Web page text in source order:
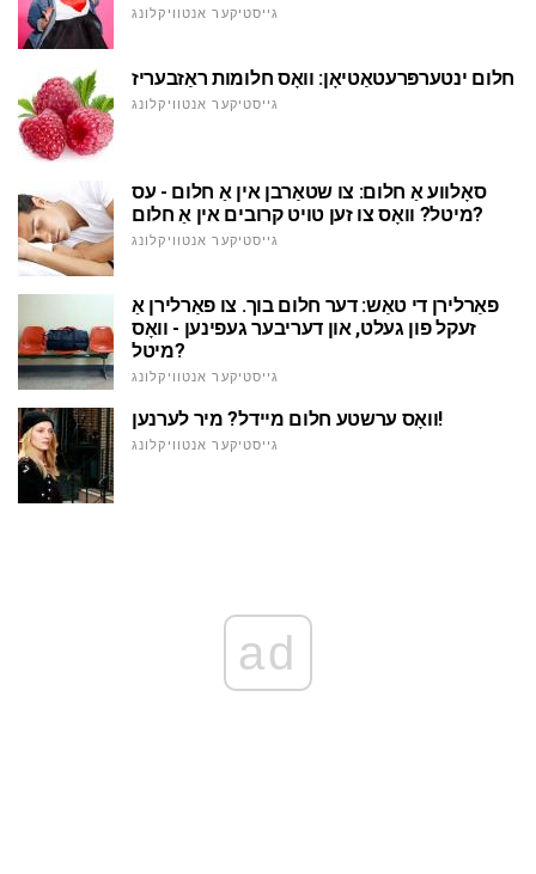
גייסטיקער אנטוויקלונג
חלום ינטערפּרעטאַטיאָן: וואָס חלומות ראַזבעריז
גייסטיקער אנטוויקלונג
סאָלווע אַ חלום: צו שטאַרבן אין אַ חלום - עס
מיטל? וואָס צו זען טויט קרובים אין אַ חלום?
גייסטיקער אנטוויקלונג
פאַרלירן די טאַש: דער חלום בוך. צו פאַרלירן אַ
זעקל פון געלט, און דעריבער געפינען - וואָס
מיטל?
גייסטיקער אנטוויקלונג
וואָס ערשטע חלום מיידל? מיר לערנען!
גייסטיקער אנטוויקלונג
ad